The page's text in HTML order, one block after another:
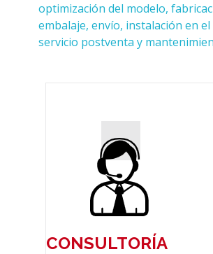
optimización del modelo,
embalaje, envío, instalación en
servicio postventa y
CONSULTORÍA